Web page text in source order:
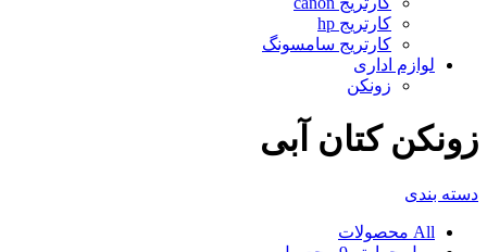
کارتریج hp
کارتریج سامسونگ
لوازم اداری
زونکن
زونکن کتان آبی
دسته بندی
All محصولات